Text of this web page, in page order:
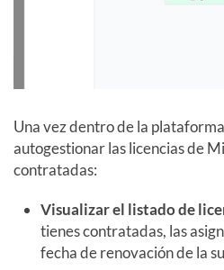
Una vez dentro de la
autogestionar las licencias de
contratadas:
Visualizar el listado de
tienes contratadas, las
fecha de renovación de la